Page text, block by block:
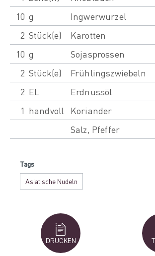
10 g
Ingwerwurzel
2 Stück(e)
Karotten
10 g
Sojasprossen
2 Stück(e)
Frühlingszwiebeln
2 EL
Erdnussöl
1 handvoll
Koriander
Salz, Pfeffer
Tags
Asiatische Nudeln
DRUCKEN